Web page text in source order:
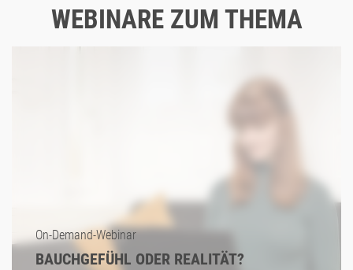
WEBINARE ZUM THEMA
On-Demand-Webinar
BAUCHGEFÜHL ODER REALITÄT?